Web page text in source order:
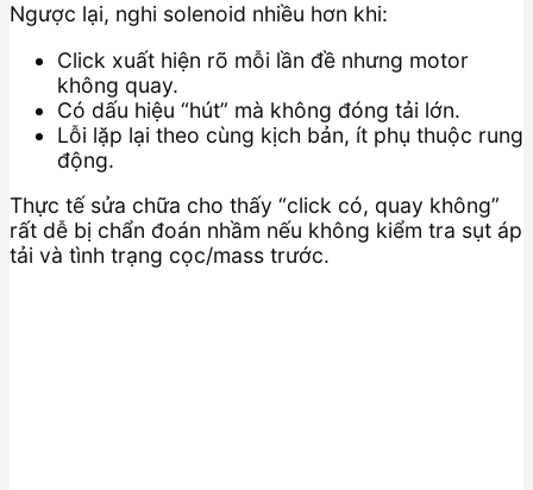
Ngược lại, nghi solenoid nhiều hơn khi:
Click xuất hiện rõ mỗi lần đề nhưng motor
không quay.
Có dấu hiệu “hút” mà không đóng tải lớn.
Lỗi lặp lại theo cùng kịch bản, ít phụ thuộc rung
động.
Thực tế sửa chữa cho thấy “click có, quay không”
rất dễ bị chẩn đoán nhầm nếu không kiểm tra sụt áp
tải và tình trạng cọc/mass trước.